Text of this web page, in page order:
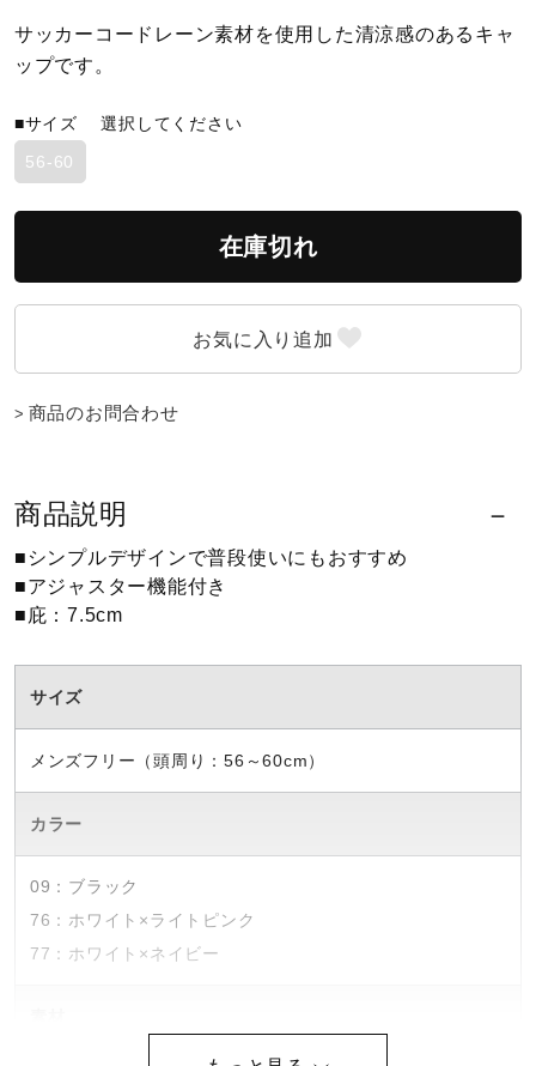
陸上競技
卓球
柔道
ウォーキングシューズ
アウトドア／レイン
サッカーコードレーン素材を使用した清涼感のあるキャ
ップです。
■サイズ選択してください
56-60
在庫切れ
商品のお問合わせ
商品説明
■シンプルデザインで普段使いにもおすすめ
■アジャスター機能付き
■庇：7.5cm
サイズ
メンズフリー（頭周り：56～60cm）
カラー
09：ブラック
76：ホワイト×ライトピンク
77：ホワイト×ネイビー